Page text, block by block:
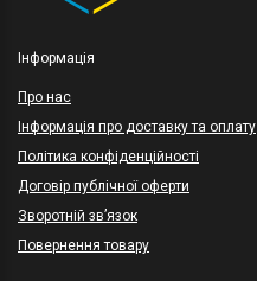
Інформація
Про нас
Інформація про доставку та оплату
Політика конфіденційності
Договір публічної оферти
Зворотній зв’язок
Повернення товару